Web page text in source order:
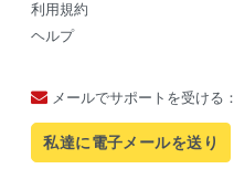
利用規約
ヘルプ
メールでサポートを受ける：
私達に電子メールを送り